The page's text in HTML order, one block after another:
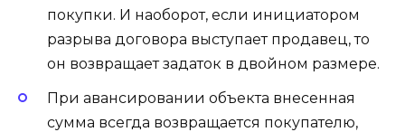
покупки. И наоборот, если инициатором
разрыва договора выступает продавец, то
он возвращает задаток в двойном размере.
При авансировании объекта внесенная
сумма всегда возвращается покупателю,